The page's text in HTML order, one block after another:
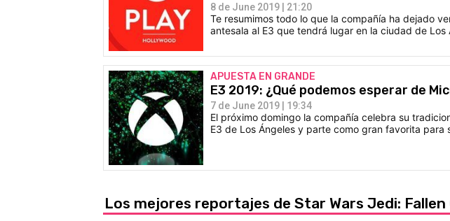
8 de June 2019 | 21:20
Te resumimos todo lo que la compañía ha dejado
antesala al E3 que tendrá lugar en la ciudad de Los
APUESTA EN GRANDE
E3 2019: ¿Qué podemos esperar de
7 de June 2019 | 19:34
El próximo domingo la compañía celebra su
E3 de Los Ángeles y parte como gran favorita para
Los mejores reportajes de Star Wars Jedi: Fallen